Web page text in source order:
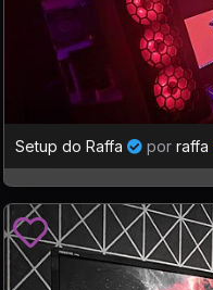
Setup do Raffa por raffa